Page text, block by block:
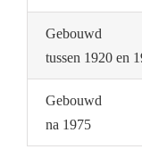
Gebouwd
tussen 1920 en
Gebouwd
na 1975